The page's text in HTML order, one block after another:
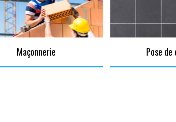
Maçonnerie Pose